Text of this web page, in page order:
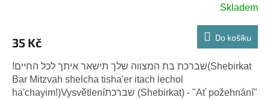
Skladem
35 Kč Do košíku
!שברכת בת המצווה שלך תישאר איתך לכל החיים(Shebirkat
Bar Mitzvah shelcha tisha'er itach lechol
ha'chayim!)Vysvětleníשברכת (Shebirkat) - "Ať požehnání"